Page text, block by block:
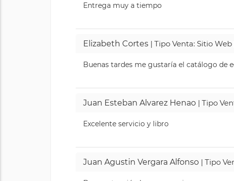
Entrega muy a tiempo
Elizabeth Cortes | Tipo Venta: Sitio
Buenas tardes me gustaría el catálogo de
Juan Esteban Alvarez Henao | Tipo
Excelente servicio y libro
Juan Agustin Vergara Alfonso | Tipo